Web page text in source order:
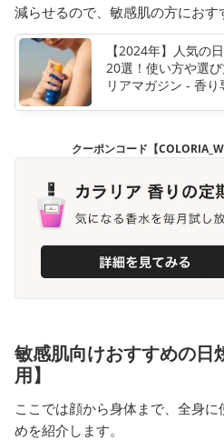
減らせるので、敏感肌の方におす
【2024年】人気の
20選！使い方や選
リアマガジン - 香
クーポンコード【
敏感肌向けおすすめの日
用】
ここでは顔から身体まで、全身
めを紹介します。